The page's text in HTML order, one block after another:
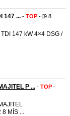
147 ... - TOP - [9.8.
147 kW 4×4 DSG /
P ... - TOP -
8 MÍS ...